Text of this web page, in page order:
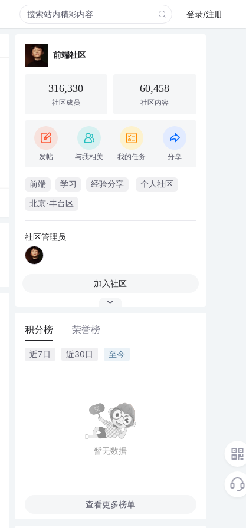
登录/注册
前端社区
316,330
社区成员
60,458
社区内容
发帖 与我相关 我的任务 分享
前端 学习 经验分享 个人社区
北京·丰台区
社区管理员
加入社区
积分榜 荣誉榜
近7日 近30日 至今
暂无数据
查看更多榜单